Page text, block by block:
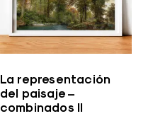
La representación
del paisaje –
combinados II